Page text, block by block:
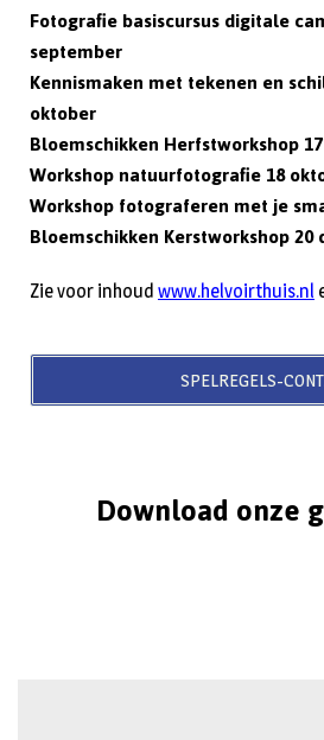
Fotografie basiscursus digitale
september
Kennismaken met tekenen en
oktober
Bloemschikken Herfstworkshop
Workshop natuurfotografie 18
Workshop fotograferen met je
Bloemschikken Kerstworkshop 20
Zie voor inhoud www.helvoirthuis.nl
SPELREGELS-
Download onze